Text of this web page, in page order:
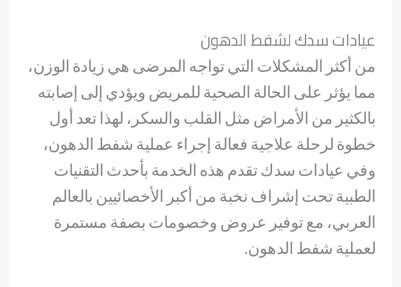
عيادات سدك لشفط الدهون
من أكثر المشكلات التي تواجه المرضى هي زيادة الوزن،
مما يؤثر على الحالة الصحية للمريض ويؤدي إلى إصابته
بالكثير من الأمراض مثل القلب والسكر، لهذا تعد أول
خطوة لرحلة علاجية فعالة إجراء عملية شفط الدهون،
وفي عيادات سدك تقدم هذه الخدمة بأحدث التقنيات
الطبية تحت إشراف نخبة من أكبر الأخصائيين بالعالم
العربي، مع توفير عروض وخصومات بصفة مستمرة
لعملية شفط الدهون.